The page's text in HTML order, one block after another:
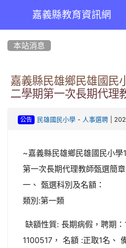
嘉義縣教育資訊網
本站消息
嘉義縣民雄鄉民雄國民
二學期第一次長期代理
公告 民雄國民小學- 人事選聘|
~嘉義縣民雄鄉民雄國民小學
第一次長期代理教師甄選簡
一、 甄選科別及名額：
類別:第一類
缺額性質: 長期病假，聘期
1100517， 名額 :正取1名、